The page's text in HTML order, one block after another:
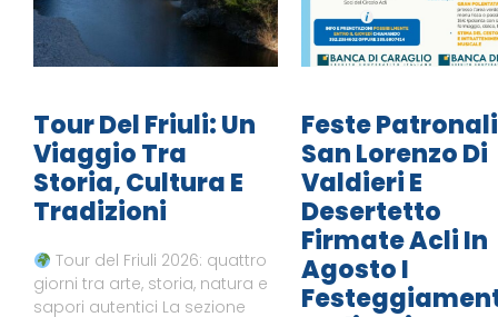
Tour Del Friuli: Un
Viaggio Tra
Storia, Cultura E
Tradizioni
Tour del Friuli 2026: quattro
giorni tra arte, storia, natura e
sapori autentici La sezione
Feste
San Lorenzo Di
Valdieri E
Desertetto
Firmate Acli In
Agosto I